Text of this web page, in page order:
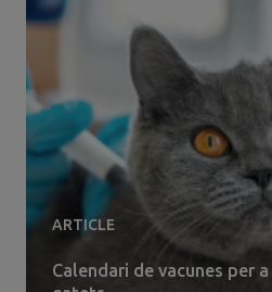
ARTICLE
Calendari de vacunes per a